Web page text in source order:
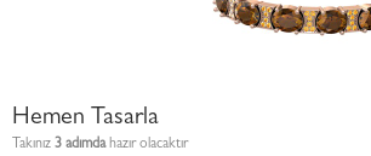
Hemen Tasarla
Takınız 3 adımdahazır olacaktır